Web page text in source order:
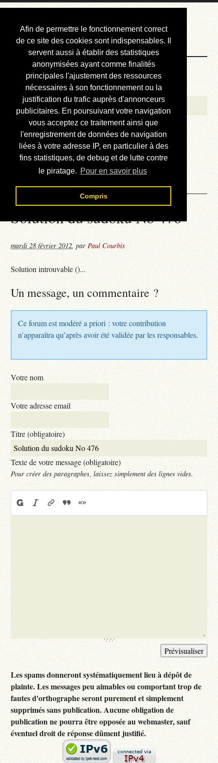
Afin de permettre le fonctionnement correct
de ce site des cookies sont indispensables. Il
servent aussi à établir des statistiques
anonymisées ayant comme finalités
principales l'ajustement des ressources
nécessaires à son fonctionnement ou la
justification du trafic auprès d'annonceurs
publicitaires. En poursuivant votre navigation
vous acceptez ce traitement ainsi que
l'enregistrement de données de navigation
liées à votre adresse IP, en particulier à des
fins statistiques, de debug et de lutte contre
le piratage. Pour en savoir plus
Compris
Courbis, « LE »
Blog Officiel
Bienvenue
Réalisations
Divers (et d’été)
Annonces
Liens externes
Téléchargement
Contact
Solution du sudoku No 476
mardi 28 février 2012,parPaul Courbis
Solution introuvable ()...
Un message, un commentaire ?
Ce forum est modéré a priori : votre contribution
n’apparaîtra qu’après avoir été validée par les responsables.
Votre nom
Votre adresse email
Titre (obligatoire)
Texte de votre message (obligatoire)
Pour créer des paragraphes, laissez simplement des lignes vides.
Les spams donneront systématiquement lieu à dépôt de
plainte. Les messages peu aimables ou comportant trop de
fautes d'orthographe seront purement et simplement
supprimés sans publication. Aucune obligation de
publication ne pourra être opposée au webmaster, sauf
éventuel droit de réponse dûment justifié.